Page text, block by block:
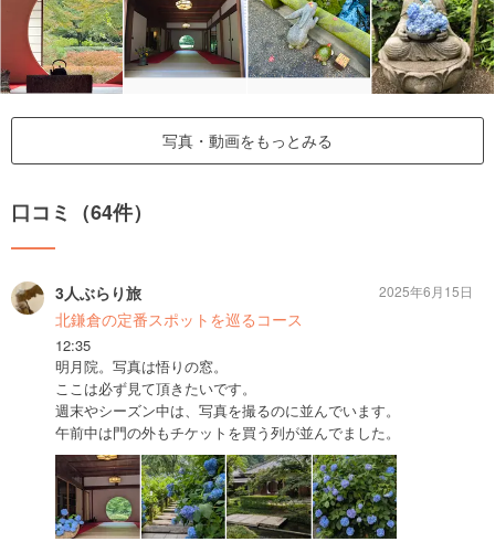
写真・動画をもっとみる
口コミ（64件）
3人ぶらり旅
北鎌倉の定番スポットを巡るコース
12:35
明月院。写真は悟りの窓。
ここは必ず見て頂きたいです。
週末やシーズン中は、写真を撮るのに並んでいます。
午前中は門の外もチケットを買う列が並んでました。
2025年6月15日